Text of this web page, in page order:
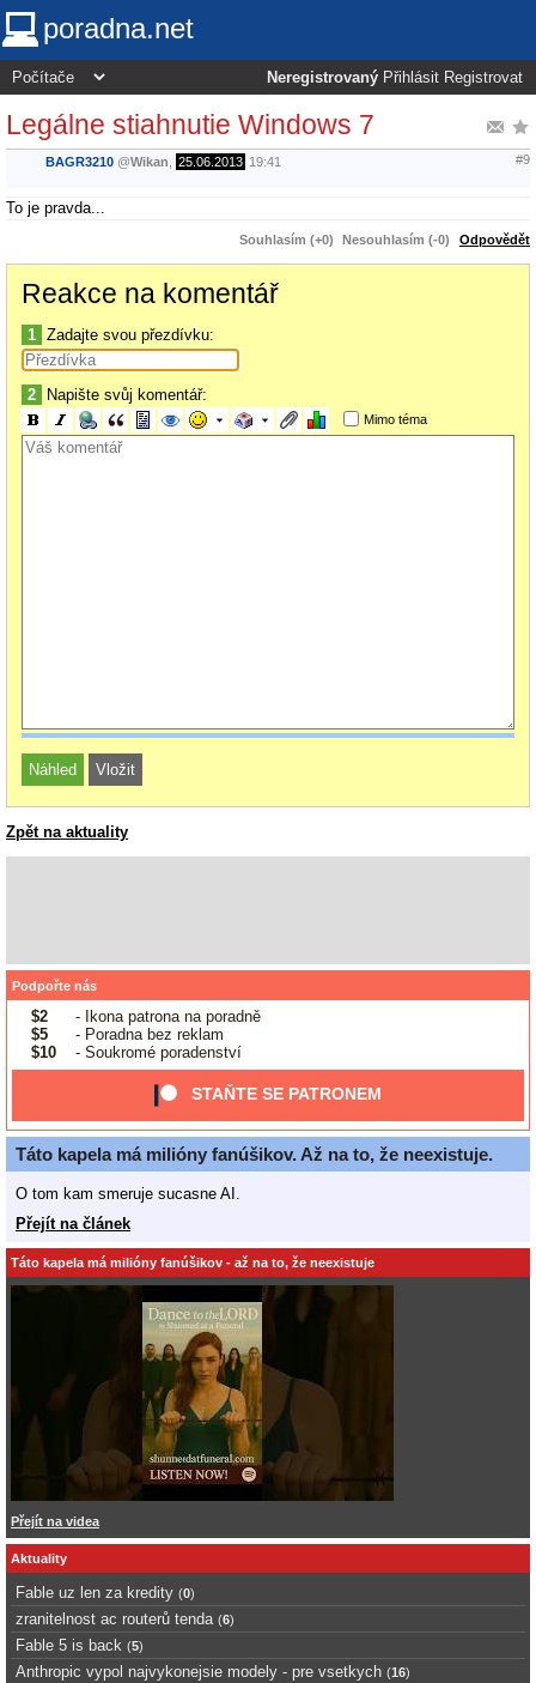
poradna.net
Neregistrovaný Přihlásit Registrovat
Legálne stiahnutie Windows 7
BAGR3210 @Wikan 25.06.2013 19:41 #9
To je pravda...
Souhlasím (+0) Nesouhlasím (-0) Odpovědět
Reakce na komentář
1 Zadajte svou přezdívku:
2 Napište svůj komentář:
Mimo téma
Zpět na aktuality
Podpořte nás
$2
- Ikona patrona na poradně
$5
- Poradna bez reklam
$10
- Soukromé poradenství
STAŇTE SE PATRONEM
Táto kapela má milióny fanúšikov. Až na to, že neexistuje.
O tom kam smeruje sucasne AI.
Přejít na článek
Táto kapela má milióny fanúšikov - až na to, že neexistuje
Přejít na videa
Aktuality
Fable uz len za kredity (0)
zranitelnost ac routerů tenda (6)
Fable 5 is back (5)
Anthropic vypol najvykonejsie modely - pre vsetkych (16)